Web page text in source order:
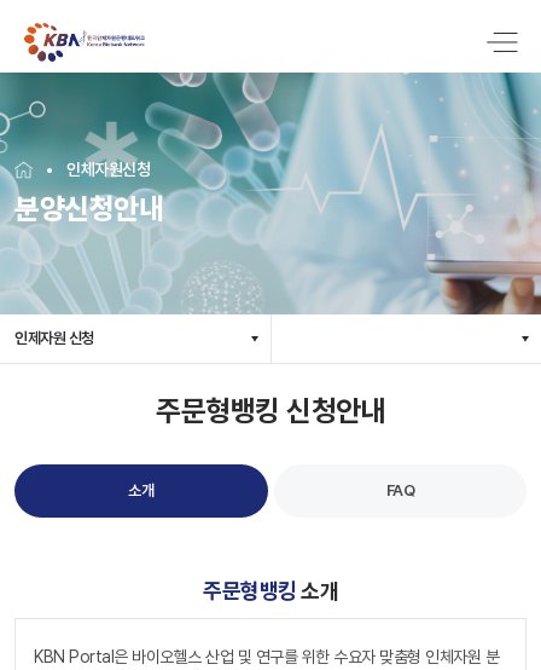
인체자원신청
분양신청안내
인제자원 신청
주문형뱅킹 신청안내
소개 FAQ
주문형뱅킹 소개
KBN Portal은 바이오헬스 산업 및 연구를 위한 수요자 맞춤형 인체자원 분